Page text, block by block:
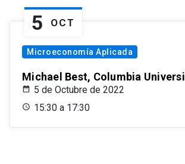
5 OCT
Microeconomía Aplicada
Michael Best, Columbia
5 de Octubre de 2022
15:30 a 17:30